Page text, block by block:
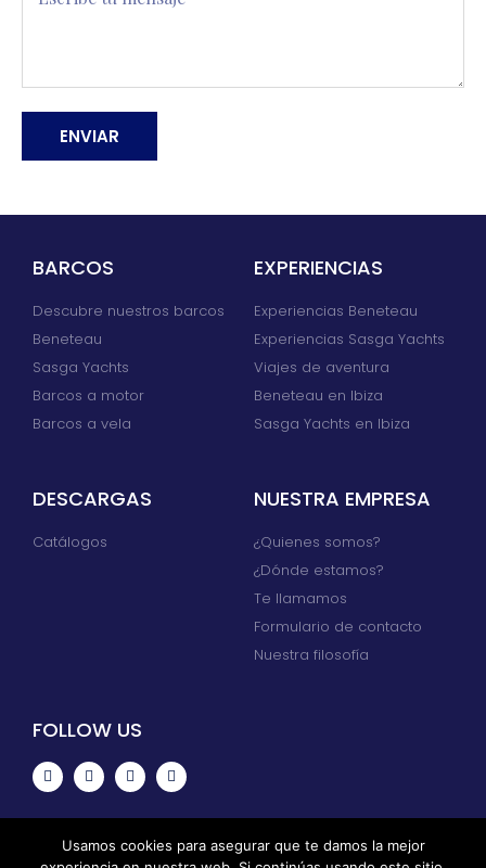
ENVIAR
BARCOS
Descubre nuestros barcos
Beneteau
Sasga Yachts
Barcos a motor
Barcos a vela
EXPERIENCIAS
Experiencias Beneteau
Experiencias Sasga Yachts
Viajes de aventura
Beneteau en Ibiza
Sasga Yachts en Ibiza
DESCARGAS
Catálogos
NUESTRA EMPRESA
¿Quienes somos?
¿Dónde estamos?
Te llamamos
Formulario de contacto
Nuestra filosofía
FOLLOW US
Usamos cookies para asegurar que te damos la mejor